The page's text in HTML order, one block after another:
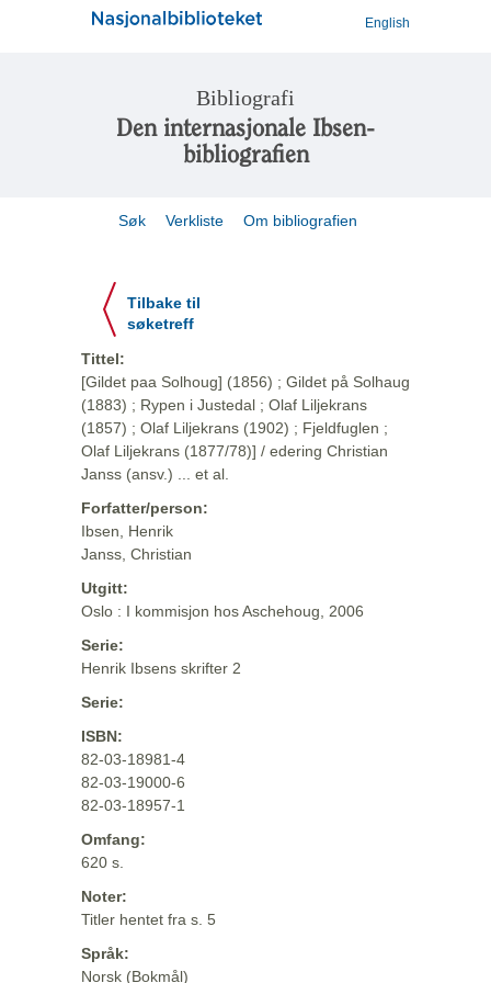
English
Bibliografi
Den internasjonale Ibsen-
bibliografien
Søk Verkliste Om bibliografien
Tilbake til
søketreff
Tittel:
[Gildet paa Solhoug] (1856) ; Gildet på Solhaug
(1883) ; Rypen i Justedal ; Olaf Liljekrans
(1857) ; Olaf Liljekrans (1902) ; Fjeldfuglen ;
Olaf Liljekrans (1877/78)] / edering Christian
Janss (ansv.) ... et al.
Forfatter/person:
Ibsen, Henrik
Janss, Christian
Utgitt:
Oslo : I kommisjon hos Aschehoug, 2006
Serie:
Henrik Ibsens skrifter 2
Serie:
ISBN:
82-03-18981-4
82-03-19000-6
82-03-18957-1
Omfang:
620 s.
Noter:
Titler hentet fra s. 5
Språk:
Norsk (Bokmål)